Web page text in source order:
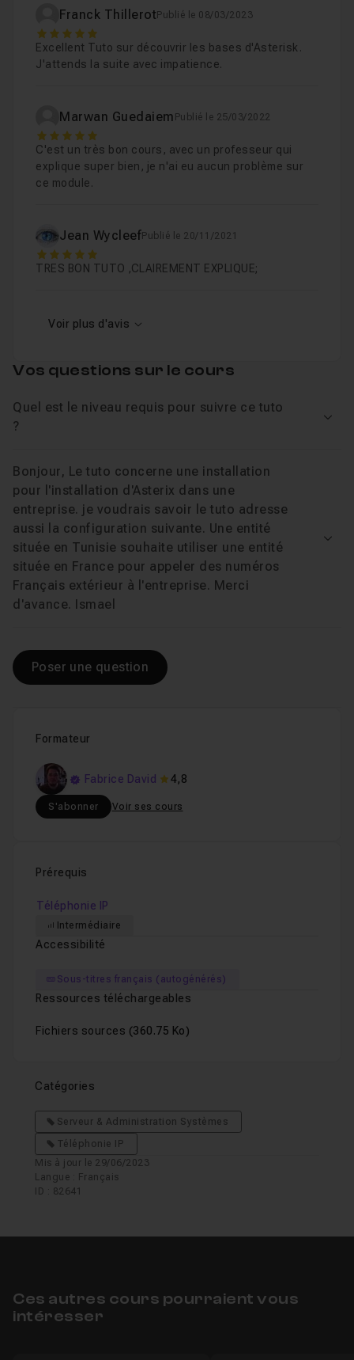
Je reste disponible dans le salon d'entraide pour
répondre à vos questions !
Chapitre 8 : Tests du Plan de Numérotation
Chapitre 9 : Configuration et Tests de la
Chapitre 10 : Configuration du Standard
Chapitre 11 : Conclusion 01m47
Franck Thillerot Publié le 08/03/2023
5
Excellent Tuto sur découvrir les bases d'Asterisk.
J'attends la suite avec impatience.
Marwan Guedaiem Publié le 25/03/2022
5
C'est un très bon cours, avec un professeur qui
explique super bien, je n'ai eu aucun problème sur
ce module.
Jean WycleefPublié le 20/11/2021
5
TRES BON TUTO ,CLAIREMENT EXPLIQUE;
Voir plus d'avis
Formateur
Fabrice David 4,8
S'abonner Voir ses cours
Prérequis
Téléphonie IP
Intermédiaire
Accessibilité
Sous-titres français (autogénérés)
Ressources téléchargeables
Fichiers sources (360.75 Ko)
Catégories
Serveur & Administration Systèmes
Téléphonie IP
Mis à jour le 29/06/2023
Langue : Français
ID : 82641
Vos questions sur le cours
Quel est le niveau requis pour suivre ce tuto
?
Bonjour, Le tuto concerne une installation
pour l'installation d'Asterix dans une
entreprise. je voudrais savoir le tuto adresse
aussi la configuration suivante. Une entité
située en Tunisie souhaite utiliser une entité
située en France pour appeler des numéros
Français extérieur à l'entreprise. Merci
d'avance. Ismael
Poser une question
Ces autres cours pourraient vous
intéresser